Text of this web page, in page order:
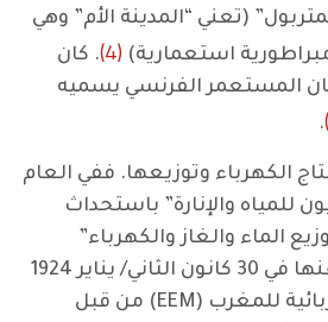
(تعني “المدينة الأم” وهي
استعمارية) (4)
. كان
المستعمر الفرنسي يسميه
.
الكهرباء وتوزيعها. ففي العام
للمياه والإنارة” باستحداث
الماء والغاز والكهرباء”
(SMD)، واستعيض عنها في 30 كانون الثاني/ يناير 1924
بشركة الطاقة الكهربائية للمغرب (EEM) من قبل